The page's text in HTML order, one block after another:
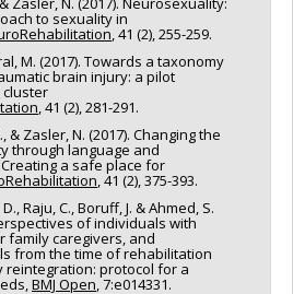
to sexuality in
, 41 (2), 255-259.
M. (2017). Towards a taxonomy
brain injury: a pilot
, 41 (2), 281-291.
& Zasler, N. (2017). Changing the
through language and
a safe place for
, 41 (2), 375-393.
Raju, C., Boruff, J. & Ahmed, S.
of individuals with
family caregivers, and
from the time of rehabilitation
reintegration: protocol for a
BMJ Open, 7:e014331.